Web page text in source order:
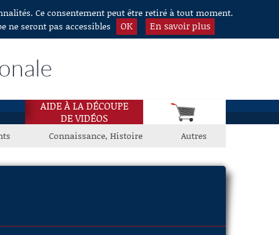
Ce consentement peut être retiré à tout moment.
ne seront pas accessibles
OK En savoir plus
AIDE À LA DÉCOUPE
DE VIDÉOS
Connaissance, Histoire Autres